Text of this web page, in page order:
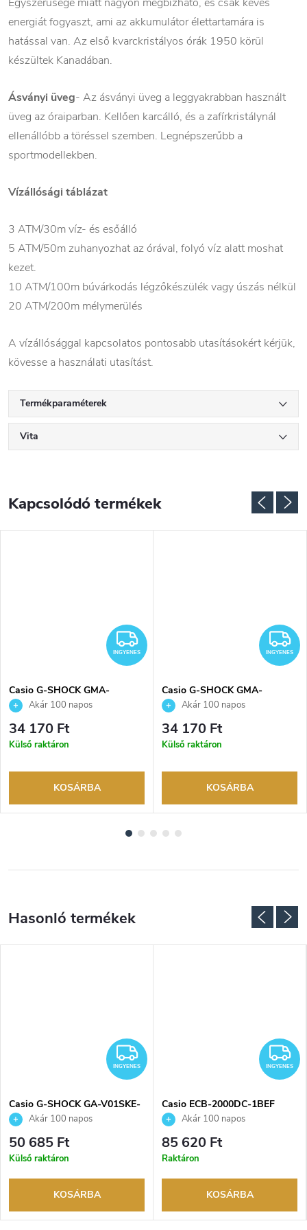
energiát fogyaszt, ami az akkumulátor élettartamára is
hatással van. Az első kvarckristályos órák 1950 körül
készültek Kanadában.
Ásványi üveg- Az ásványi üveg a leggyakrabban használt
üveg az óraiparban. Kellően karcálló, és a zafírkristálynál
ellenállóbb a töréssel szemben. Legnépszerűbb a
sportmodellekben.
Vízállósági táblázat
3 ATM/30m víz- és esőálló
5 ATM/50m zuhanyozhat az órával, folyó víz alatt moshat
kezet.
10 ATM/100m búvárkodás légzőkészülék vagy úszás nélkül
20 ATM/200m mélymerülés
A vízállósággal kapcsolatos pontosabb utasításokért kérjük,
kövesse a használati utasítást.
Termékparaméterek
Vita
Kapcsolódó termékek
INGYENES
INGYENES
Casio G-SHOCK GMA-
P2100BB-1AER karóra
Akár 100 napos
visszaküldési lehetőség. Hivatalos
márkakereskedő.
34 170 Ft
Külső raktáron
KOSÁRBA
INGYENES
Casio G-SHOCK GMA-
P2100SA-1A1ER karóra
Akár 100 napos
visszaküldési lehetőség. Hivatalos
márkakereskedő.
34 170 Ft
Külső raktáron
KOSÁRBA
INGYENES
INGYENES
Casio G-SHOCK GA-V01SKE-
8AER karóra
Akár 100 napos
visszaküldési lehetőség. Hivatalos
márkakereskedő.
50 685 Ft
Külső raktáron
KOSÁRBA
INGYENES
Casio ECB-2000DC-1BEF
karóraAkár 100 napos
visszaküldési lehetőség. Hivatalos
márkakereskedő.
85 620 Ft
Raktáron
KOSÁRBA